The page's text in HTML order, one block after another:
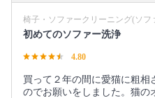
椅子・ソファークリーニング(ソフ
初めてのソファー洗浄
4.80
買って２年の間に愛猫に粗相
のでお願いをしました。猫の